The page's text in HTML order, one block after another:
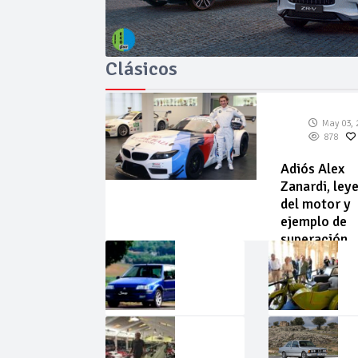
Clásicos
May 03,
878
Adiós Alex
Zanardi,
del motor y
ejemplo de
superación
May
Abr